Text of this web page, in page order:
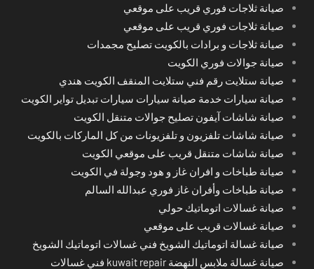
صيانة ثلاجات فوري قريب على موقعي
صيانة ثلاجات فوري قريب على موقعي
صيانة ثلاجات و برادات بالكويت تصليح مجمدات
صيانة جوالات فوري الكويت
صيانة ستلايت رقم فني ستلايت المنقف الكويت هندي
صيانة سيارات خدمة صيانة سيارات سيارات تبديل تواير الكويت
صيانة شاشات آيفون تصليح جوالات متنقل الكويت
صيانة شاشات تلفزيون و تلفزيونات من كل الماركات بالكويت
صيانة شاشات متنقل قريب على موقعي الكويت
صيانة طباخات و افران غاز و هود وجولة في الكويت
صيانة طباخات وأفران غاز فوري عبدالله السالم
صيانة غسالات اتوماتيك حولي
صيانة غسالات قريب على موقعي
صيانة غسالة اتوماتيك الشويخ فني غسالات اتوماتيك الشويخ
صيانة غسالة ملابس النهضة kuwait repair فني غسالات